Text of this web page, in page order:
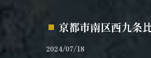
京都市南区西九条
2024/07/18